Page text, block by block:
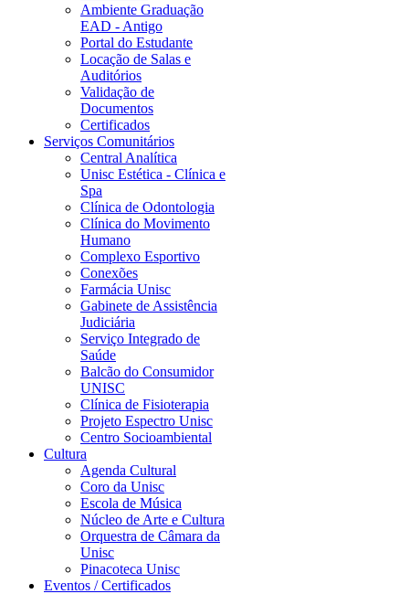
Ambiente Graduação
EAD - Antigo
Portal do Estudante
Locação de Salas e
Auditórios
Validação de
Documentos
Certificados
Serviços Comunitários
Central Analítica
Unisc Estética - Clínica e
Spa
Clínica de Odontologia
Clínica do Movimento
Humano
Complexo Esportivo
Conexões
Farmácia Unisc
Gabinete de Assistência
Judiciária
Serviço Integrado de
Saúde
Balcão do Consumidor
UNISC
Clínica de Fisioterapia
Projeto Espectro Unisc
Centro Socioambiental
Cultura
Agenda Cultural
Coro da Unisc
Escola de Música
Núcleo de Arte e Cultura
Orquestra de Câmara da
Unisc
Pinacoteca Unisc
Eventos / Certificados